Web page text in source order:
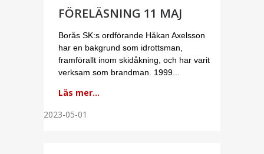
FÖRELÄSNING 11 MAJ
Borås SK:s ordförande Håkan Axelsson
har en bakgrund som idrottsman,
framförallt inom skidåkning, och har varit
verksam som brandman. 1999...
Läs mer...
2023-05-01